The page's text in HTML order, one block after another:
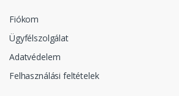
Fiókom
Ügyfélszolgálat
Adatvédelem
Felhasználási feltételek